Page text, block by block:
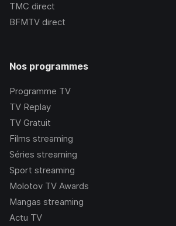
TMC direct
BFMTV direct
Nos programmes
Programme TV
TV Replay
TV Gratuit
Films streaming
Séries streaming
Sport streaming
Molotov TV Awards
Mangas streaming
Actu TV